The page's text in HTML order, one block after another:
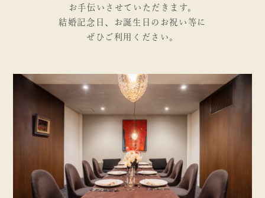
お手伝いさせていただきます。
結婚記念日、お誕生日のお祝い等に
ぜひご利用ください。